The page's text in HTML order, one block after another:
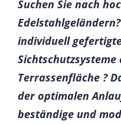
Suchen Sie nach
individuell
Terrassenfläche ?
der optimalen
beständige und